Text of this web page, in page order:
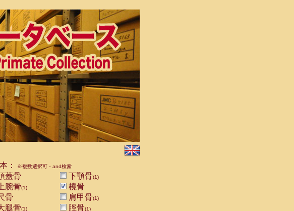
： ※複数選択可・and検索
蓋骨 下顎骨(1)
腕骨(1)
橈骨
骨
肩甲骨(1)
腿骨(1) 脛骨(1)